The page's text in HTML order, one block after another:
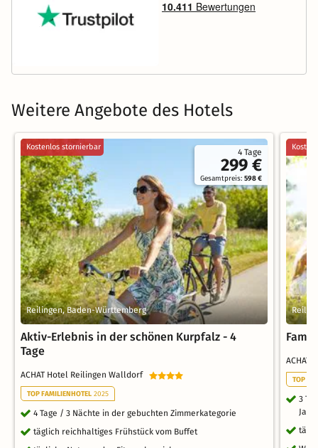
Weitere Angebote des Hotels
4 Tage
299 €
Gesamtpreis:598 €
Kostenlos stornierbar
Reilingen, Baden-Württemberg
Aktiv-Erlebnis in der schönen Kurpfalz - 4
Tage
ACHAT Hotel Reilingen Walldorf
TOP FAMILIENHOTEL 2025
4 Tage / 3 Nächte in der gebuchten Zimmerkategorie
täglich reichhaltiges Frühstück vom Buffet
TOP
3